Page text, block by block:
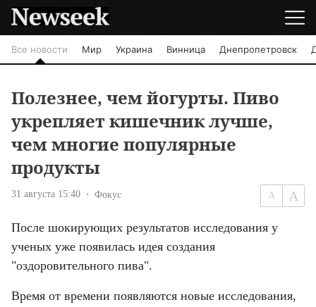
Все новости Мир Украина Винница Днепропетровск
Полезнее, чем йогурты. Пиво
укрепляет кишечник лучше,
чем многие популярные
продукты
31 августа 15:40 Фокус
После шокирующих результатов исследования у
ученых уже появилась идея создания
"оздоровительного пива".
Время от времени появляются новые исследования,